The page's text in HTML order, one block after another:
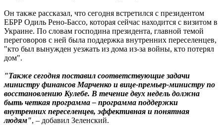
Он также рассказал, что сегодня встретился с президентом
ЕБРР Одиль Рено-Бассо, которая сейчас находится с визитом в
Украине. По словам господина президента, главной темой
переговоров с ней была поддержка внутренних переселенцев,
"кто был вынужден уезжать из дома из-за войны, кто потерял
дом".
"Также сегодня поставил соответствующие задачи
министру финансов Марченко и вице-премьер-министру по
восстановлению Кулебе. В течение двух недель должна
быть четкая программа – программа поддержки
внутренних переселенцев, эффективная и понятная
людям", – добавил Зеленский.